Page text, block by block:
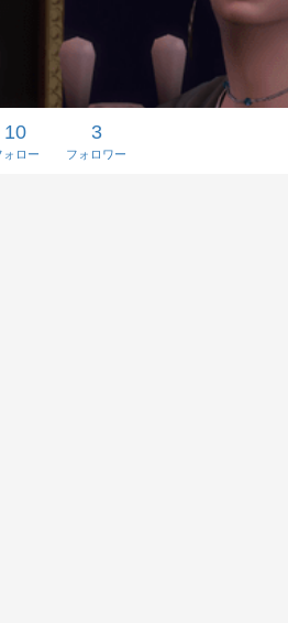
10
ォロー
3
フォロワー